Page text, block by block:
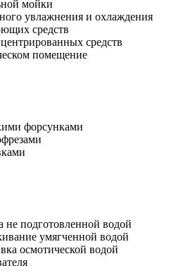
мойки
увлажнения и охлаждения
средств
средств
помещение
форсунками
не подготовленной водой
умягченной водой
осмотической водой